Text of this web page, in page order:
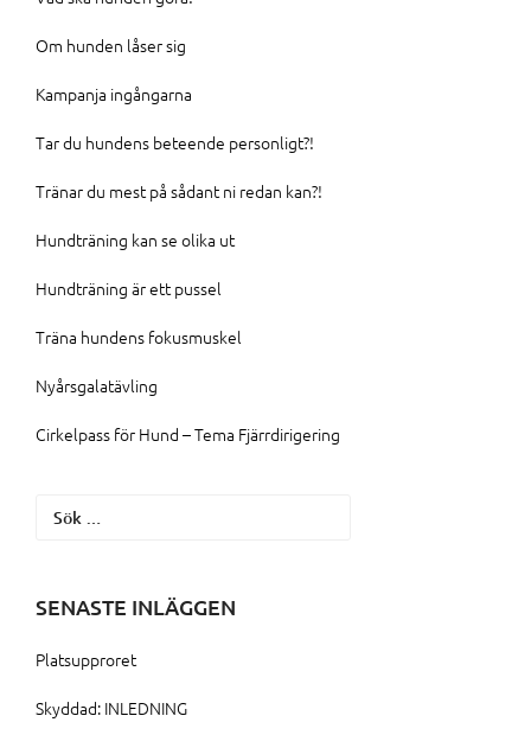
Om hunden låser sig
Kampanja ingångarna
Tar du hundens beteende personligt?!
Tränar du mest på sådant ni redan kan?!
Hundträning kan se olika ut
Hundträning är ett pussel
Träna hundens fokusmuskel
Nyårsgalatävling
Cirkelpass för Hund – Tema Fjärrdirigering
Sök
SENASTE INLÄGGEN
Platsupproret
Skyddad: INLEDNING